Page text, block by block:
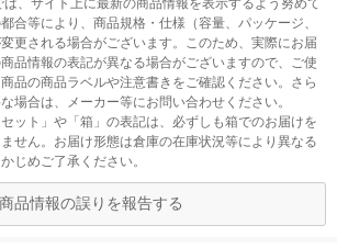
、サイト上に最新の商品情報を表示するよう努めて
合等により、商品規格・仕様（容量、パッケージ、
更される場合がございます。このため、実際にお届
品情報の表記が異なる場合がございますので、ご使
品の商品ラベルや注意書きをご確認ください。さら
場合は、メーカー等にお問い合わせください。
ット」や「箱」の表記は、必ずしも箱でのお届けを
せん。お届け形態は倉庫の在庫状況等により異なる
じめご了承ください。
商品情報の誤りを報告する